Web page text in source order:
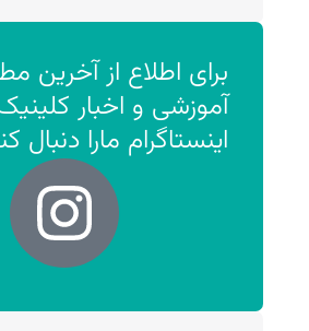
برای اطلاع از آخرین
آموزشی و اخبار
اینستاگرام مارا دنبال